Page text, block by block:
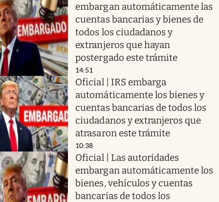
embargan automáticamente las
cuentas bancarias y bienes de
todos los ciudadanos y
extranjeros que hayan
postergado este trámite
14:51
Oficial | IRS embarga
automáticamente los bienes y
cuentas bancarias de todos los
ciudadanos y extranjeros que
atrasaron este trámite
10:38
Oficial | Las autoridades
embargan automáticamente los
bienes, vehículos y cuentas
bancarias de todos los